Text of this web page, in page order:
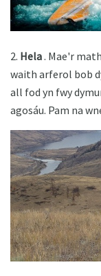
2. Hela. Mae'r
waith arferol bob
all fod yn fwy
agosáu. Pam na